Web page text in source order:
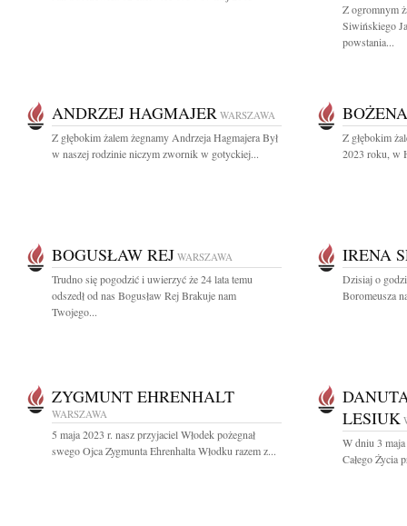
Z ogromnym
Siwińskiego
powstania...
ANDRZEJ HAGMAJER WARSZAWA
Z głębokim żalem żegnamy Andrzeja Hagmajera Był
w naszej rodzinie niczym zwornik w gotyckiej...
Z głębokim
2023 roku, w
BOGUSŁAW REJ WARSZAWA
Trudno się pogodzić i uwierzyć że 24 lata temu
odszedł od nas Bogusław Rej Brakuje nam
Twojego...
IRENA
Dzisiaj o
Boromeusza
ZYGMUNT EHRENHALT
WARSZAWA
5 maja 2023 r. nasz przyjaciel Włodek pożegnał
swego Ojca Zygmunta Ehrenhalta Włodku razem z...
LESIUK
W dniu 3 maja
Całego Życia